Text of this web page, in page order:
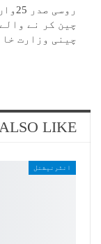
روسی
چین کر نے
چینی وزارت خا
LIKE
انٹرنیشنل